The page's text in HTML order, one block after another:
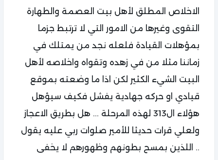
الاخلاص المطلق لأهل بيت العصمة والطهارة
التقوى وغيرها من الامور التي لا ترتبط جزما
بمؤهلات القيادة فلعله نجد من يمتلك في
زماننا مثلا من في زهده وتقواه واخلاصه لأهل
البيت الشيء الكثير لكن اذا ما وضعته بموقع
قيادي او حركه جهادية يفشل فكيف سيؤهل
هؤلاء ال313 لهذه المرحلة ... هل بطريق الاعجاز
ولعلي قرات حديثا للأمير صلوات ربي عليه يقول
.. اللذين بمسح بطونهم وظهورهم لا يخفى